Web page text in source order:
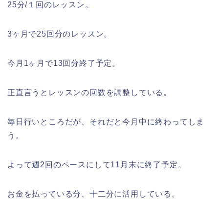
25分/１回のレッスン。
3ヶ月で25回分のレッスン。
今月1ヶ月で13回分終了予定。
正直言うとレッスンの回数を調整している。
毎日行いところだが、それだと今月中に終わってしま
う。
よって週2回のペースにして11月末に終了予定。
お金を払っている分、十二分に活用している。